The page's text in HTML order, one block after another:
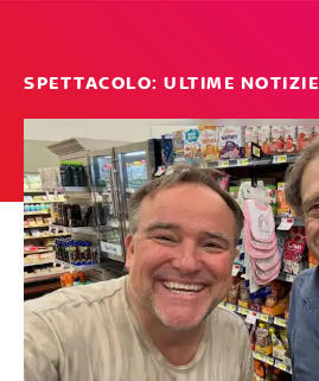
SPETTACOLO: ULTIME NOTIZIE